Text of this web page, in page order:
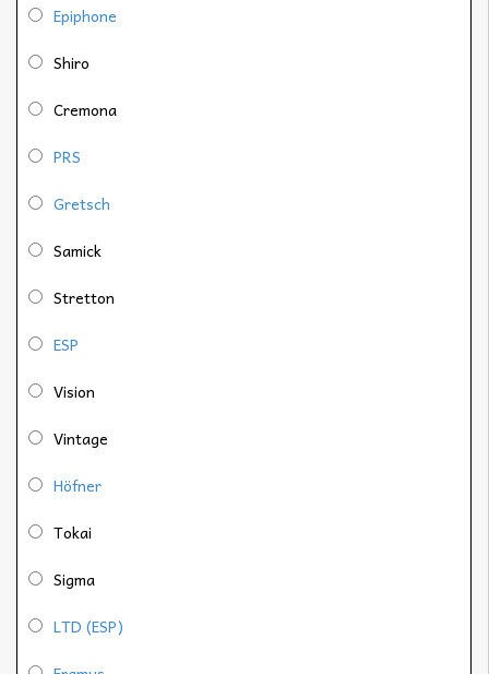
Epiphone
Shiro
Cremona
PRS
Gretsch
Samick
Stretton
ESP
Vision
Vintage
Höfner
Tokai
Sigma
LTD (ESP)